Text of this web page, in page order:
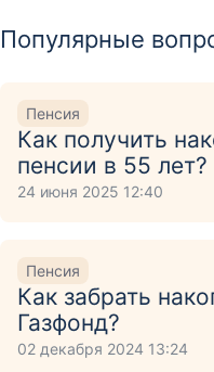
Популярные
Пенсия
Как получить
пенсии в 55 лет?
24 июня 2025 12:40
Пенсия
Как забрать
Газфонд?
02 декабря 2024 13:24